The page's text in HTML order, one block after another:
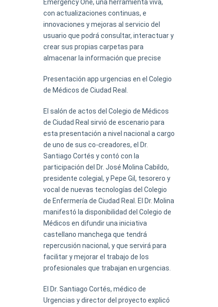
Emergency One, una herramienta viva,
con actualizaciones continuas, e
innovaciones y mejoras al servicio del
usuario que podrá consultar, interactuar y
crear sus propias carpetas para
almacenar la información que precise
Presentación app urgencias en el Colegio
de Médicos de Ciudad Real.
El salón de actos del Colegio de Médicos
de Ciudad Real sirvió de escenario para
esta presentación a nivel nacional a cargo
de uno de sus co-creadores, el Dr.
Santiago Cortés y contó con la
participación del Dr. José Molina Cabildo,
presidente colegial, y Pepe Gil, tesorero y
vocal de nuevas tecnologías del Colegio
de Enfermería de Ciudad Real. El Dr. Molina
manifestó la disponibilidad del Colegio de
Médicos en difundir una iniciativa
castellano manchega que tendrá
repercusión nacional, y que servirá para
facilitar y mejorar el trabajo de los
profesionales que trabajan en urgencias.
El Dr. Santiago Cortés, médico de
Urgencias y director del proyecto explicó